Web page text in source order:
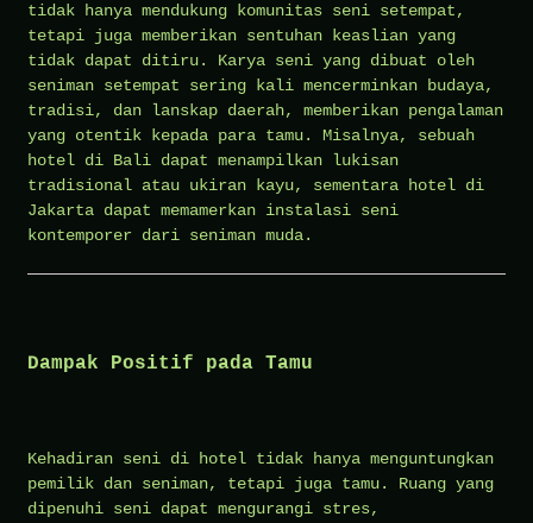
tidak hanya mendukung komunitas seni setempat,
tetapi juga memberikan sentuhan keaslian yang
tidak dapat ditiru. Karya seni yang dibuat oleh
seniman setempat sering kali mencerminkan budaya,
tradisi, dan lanskap daerah, memberikan pengalaman
yang otentik kepada para tamu. Misalnya, sebuah
hotel di Bali dapat menampilkan lukisan
tradisional atau ukiran kayu, sementara hotel di
Jakarta dapat memamerkan instalasi seni
kontemporer dari seniman muda.
Dampak Positif pada Tamu
Kehadiran seni di hotel tidak hanya menguntungkan
pemilik dan seniman, tetapi juga tamu. Ruang yang
dipenuhi seni dapat mengurangi stres,